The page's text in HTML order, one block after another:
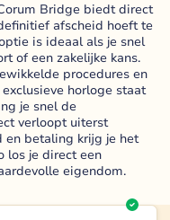
Bridge biedt direct
afscheid hoeft te
is ideaal als je snel
of een zakelijke kans.
procedures en
horloge staat
je snel de
verloopt uiterst
en betaling krijg je het
los je direct een
eigendom.